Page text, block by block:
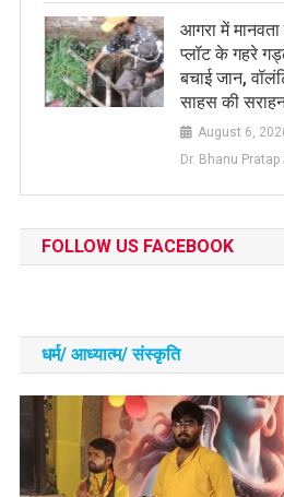
आगरा में
प्लॉट के गहरे
बचाई जान,
साहस की
August 6,
Dr. Bhanu Pratap
FOLLOW US FACEBOOK
धर्म/ आध्‍यात्‍म/ संस्‍कृति